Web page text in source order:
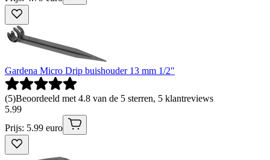
Gardena Micro Drip buishouder 13 mm 1/2"
(5)Beoordeeld met 4.8 van de 5 sterren, 5 klantreviews
5.99
Prijs: 5.99 euro